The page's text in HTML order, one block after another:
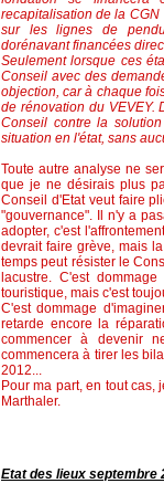
recapitalisation de la CGN
sur les lignes de
dorénavant financées
Seulement lorsque ces
Conseil avec des
objection, car à chaque
de rénovation du VEVEY.
Conseil contre la
situation en l'état, sans
Toute autre analyse ne
que je ne désirais plus
Conseil d'Etat veut faire
"gouvernance". Il n'y a
adopter, c'est
devrait faire grève, mais
temps peut résister le
lacustre. C'est
touristique, mais c'est
C'est dommage
retarde encore la
commencer à devenir
commencera à tirer les
2012...
Pour ma part, en tout
Marthaler.
Etat des lieux septembre